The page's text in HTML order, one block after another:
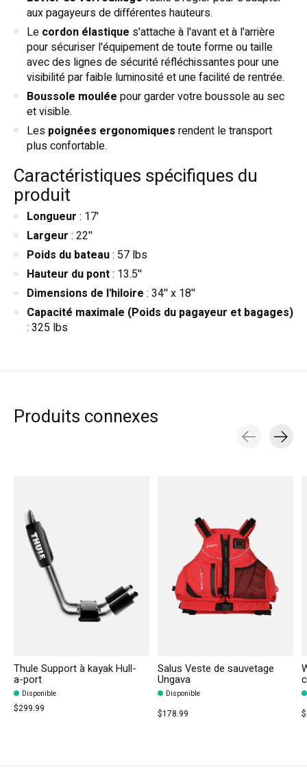
aux pagayeurs de différentes hauteurs.
Le cordon élastique s'attache à l'avant et à l'arrière
pour sécuriser l'équipement de toute forme ou taille
avec des lignes de sécurité réfléchissantes pour une
visibilité par faible luminosité et une facilité de rentrée.
Boussole moulée pour garder votre boussole au sec
et visible.
Les poignées ergonomiques rendent le transport
plus confortable.
Caractéristiques spécifiques du
produit
Longueur : 17'
Largeur : 22''
Poids du bateau: 57 lbs
Hauteur du pont: 13.5''
Dimensions de l'hiloire : 34'' x 18''
Capacité maximale (Poids du pagayeur et bagages)
: 325 lbs
Produits connexes
Thule Support à kayak Hull-
a-port
Disponible
$299.99
Salus Veste de sauvetage
Ungava
Disponible
$178.99